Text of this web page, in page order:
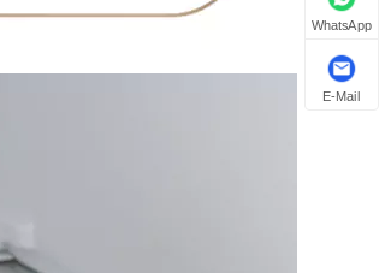
WhatsApp
E-Mail